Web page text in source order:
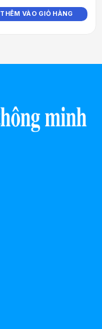
THÊM VÀO GIỎ HÀNG